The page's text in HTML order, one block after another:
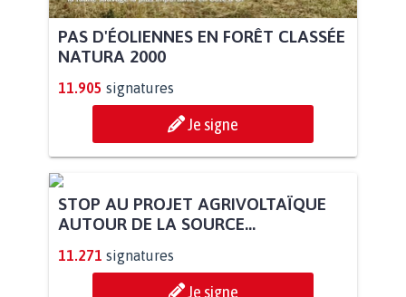
PAS D'ÉOLIENNES EN FORÊT CLASSÉE
NATURA 2000
11.905 signatures
Je signe